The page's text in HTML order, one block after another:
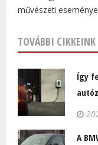
művészeti
TOVÁBBI CIKKEINK
Így
A